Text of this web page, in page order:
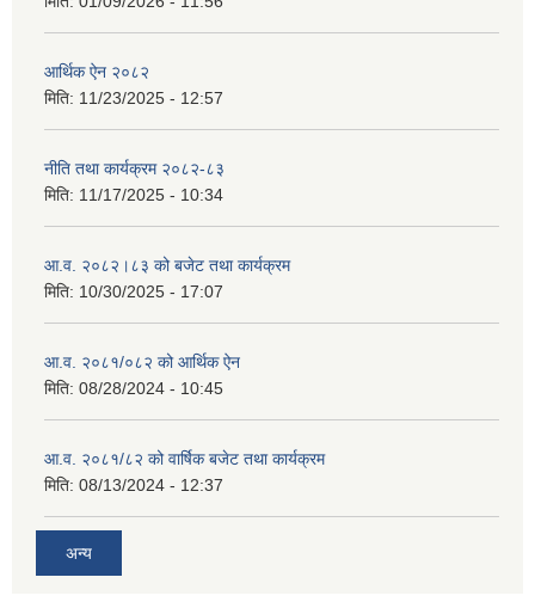
आर्थिक ऐन २०८२
मिति: 11/23/2025 - 12:57
नीति तथा कार्यक्रम २०८२-८३
मिति: 11/17/2025 - 10:34
आ.व. २०८२।८३ को बजेट तथा कार्यक्रम
मिति: 10/30/2025 - 17:07
आ.व. २०८१/०८२ को आर्थिक ऐन
मिति: 08/28/2024 - 10:45
आ.व. २०८१/८२ को वार्षिक बजेट तथा कार्यक्रम
मिति: 08/13/2024 - 12:37
अन्य